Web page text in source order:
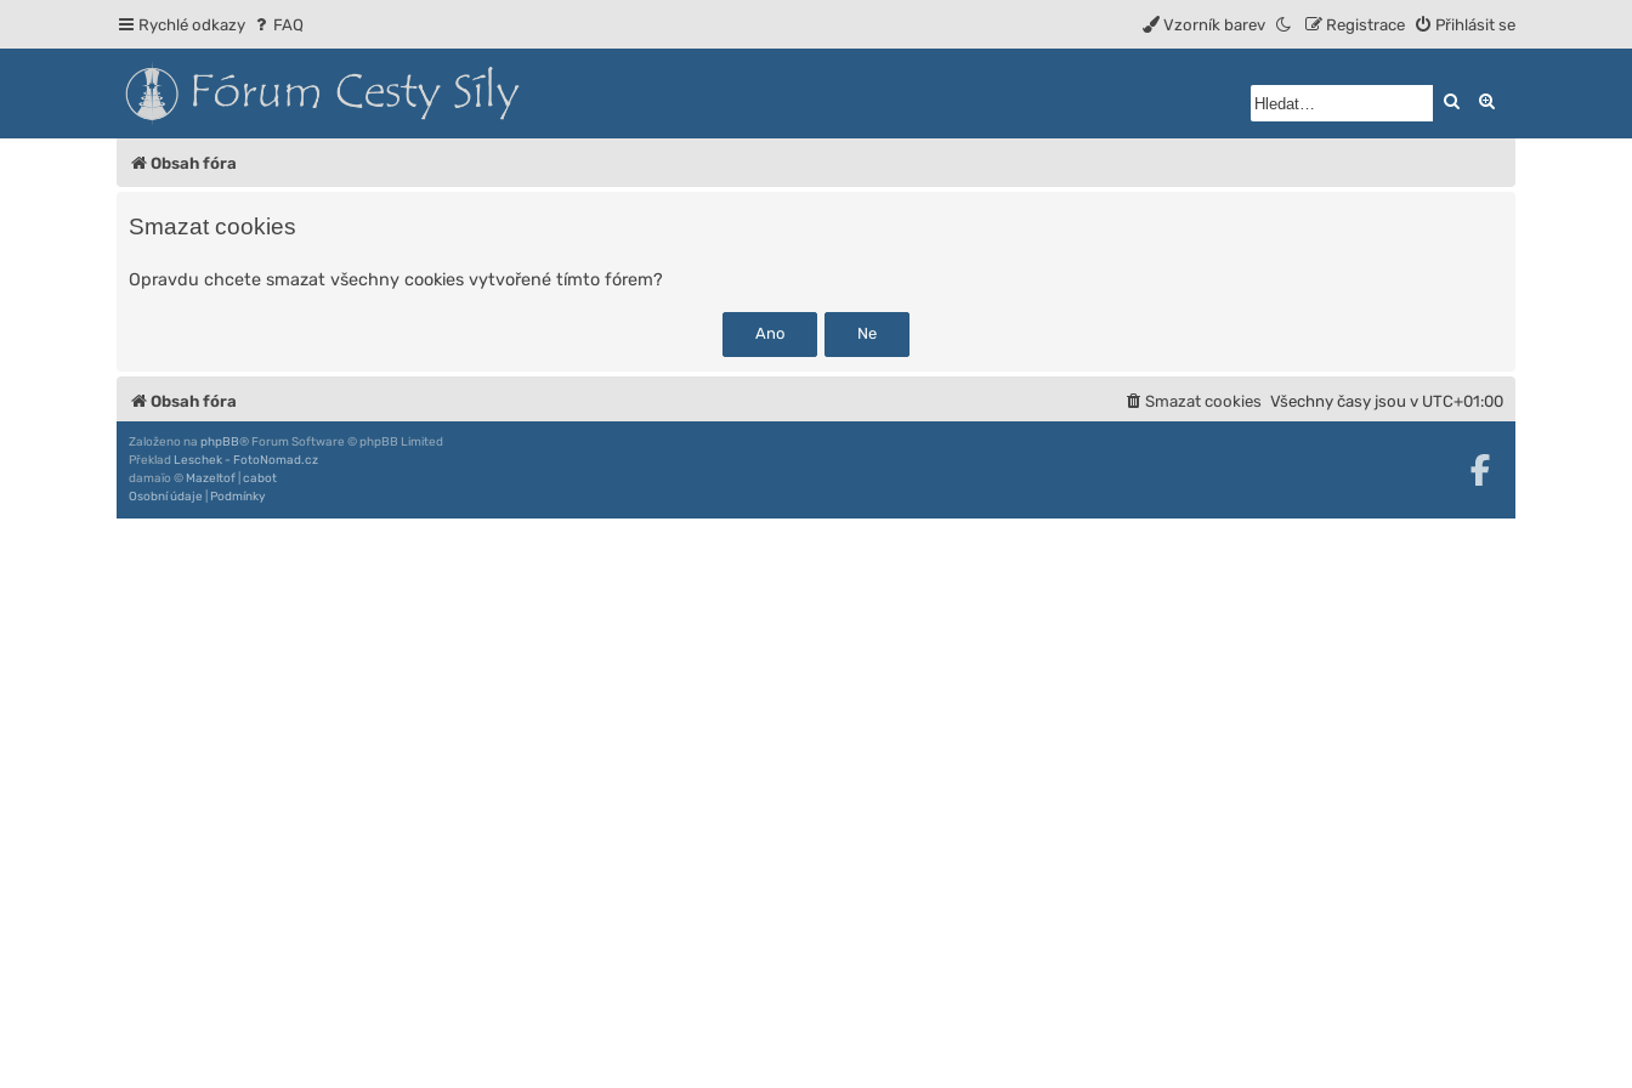
Rychlé odkazy FAQ Přihlásit se
Registrace
Vzorník barev
Hledat
Obsah fóra
Smazat cookies
Opravdu chcete smazat všechny cookies vytvořené tímto fórem?
Obsah fóra Všechny časy jsou v UTC+01:00
Smazat cookies
Založeno na phpBB® Forum Software © phpBB Limited
Překlad Leschek - FotoNomad.cz
damaïo © Mazeltof cabot
Osobní údaje
Podmínky